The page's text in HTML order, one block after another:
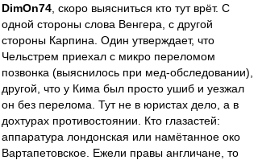
DimOn74 , скоро выясниться кто тут врёт. С
одной стороны слова Венгера, с другой
стороны Карпина. Один утверждает, что
Чельстрем приехал с микро переломом
позвонка (выяснилось при мед-обследовании),
другой, что у Кима был просто ушиб и уезжал
он без перелома. Тут не в юристах дело, а в
дохтурах противостоянии. Кто глазастей:
аппаратура лондонская или намётанное око
Вартапетовское. Ежели правы англичане, то